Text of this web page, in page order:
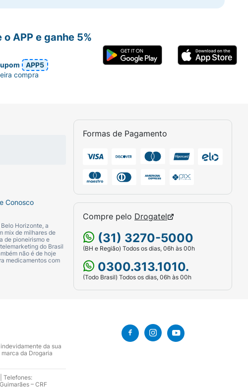
Conosco
Horizonte, a
mix de milhares de
de pioneirismo e
do Brasil
não é de hoje
medicamentos com
Formas de Pagamento
Compre pelo Drogatel
(31) 3270-5000
(BH e Região) Todos os dias, 06h às 00h
0300.313.1010.
(Todo Brasil) Todos os dias, 06h às 00h
o APP e ganhe 5%
APP5
compra
da sua
da Drogaria
Telefones:
– CRF